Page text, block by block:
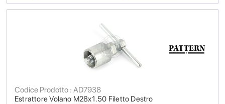
Estrattore Volano M28x1.50 Filetto Destro
Codice Prodotto : AD7938